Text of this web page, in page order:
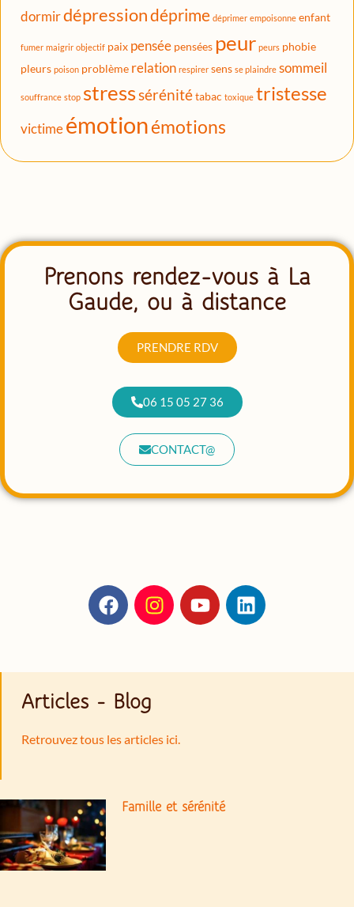
dormirdépressiondéprime déprimer empoisonne enfant
fumer maigrir objectif paix pensée pensées peur peurs phobie
pleurs poison problème relation respirer sens se plaindre sommeil
souffrance stop stresssérénitétabac toxique tristesse
victimeémotionémotions
Prenons rendez-vous à La
Gaude, ou à distance
PRENDRE RDV
06 15 05 27 36
CONTACT@
Articles - Blog
Retrouvez tous les articles ici.
Famille et sérénité